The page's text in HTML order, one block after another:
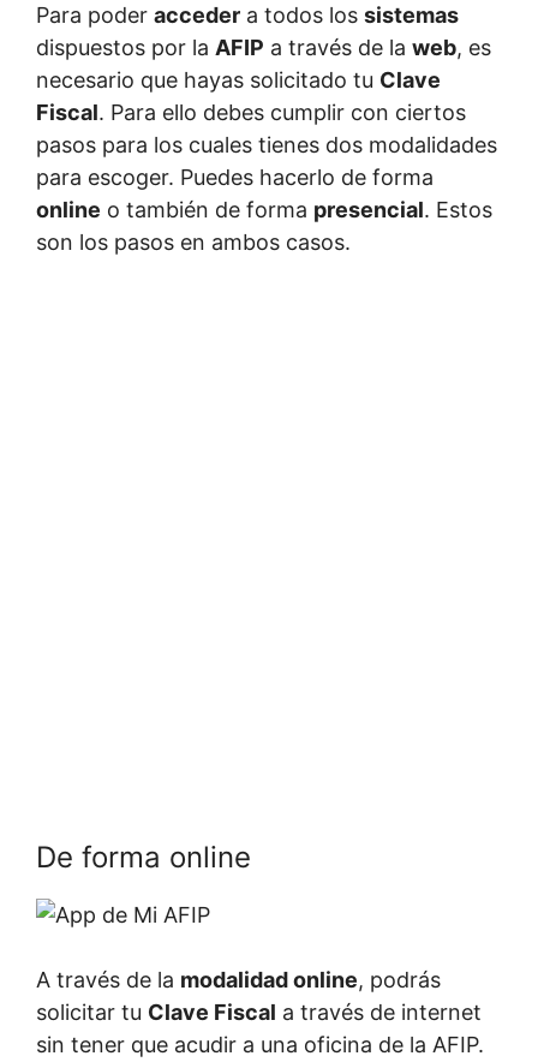
Para poder acceder a todos los sistemas
dispuestos por la AFIP a través de la web, es
necesario que hayas solicitado tu Clave
Fiscal. Para ello debes cumplir con ciertos
pasos para los cuales tienes dos modalidades
para escoger. Puedes hacerlo de forma
online o también de forma presencial. Estos
son los pasos en ambos casos.
De forma online
A través de la modalidad online, podrás
solicitar tu Clave Fiscal a través de internet
sin tener que acudir a una oficina de la AFIP.